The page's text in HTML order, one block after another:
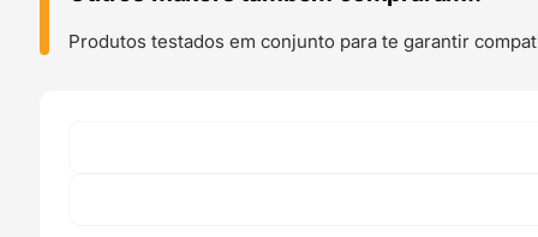
30mm
para
Produtos testados em conjunto para te garantir